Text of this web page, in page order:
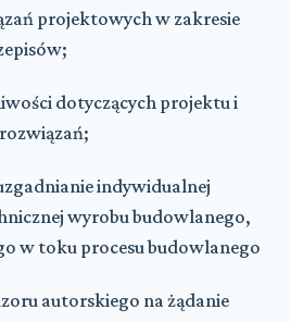
projektowych w zakresie
dotyczących projektu i
indywidualnej
wyrobu budowlanego,
w toku procesu budowlanego
autorskiego na żądanie